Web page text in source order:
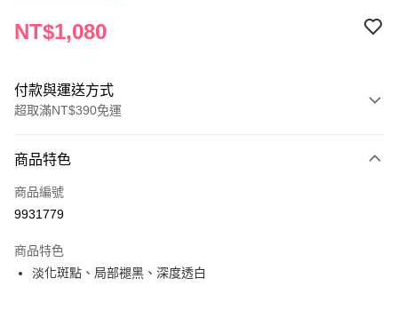
NT$1,080
付款與運送方式
超取滿NT$390免運
POYA支付
信用卡一次付款
LINE Pay
商品特色
商品編號
9931779
商品特色
淡化斑點、局部褪黑、深度透白